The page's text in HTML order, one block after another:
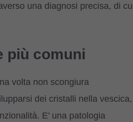
una diagnosi precisa, di
più comuni
volta non scongiura
dei cristalli nella vescica,
E’ una patologia